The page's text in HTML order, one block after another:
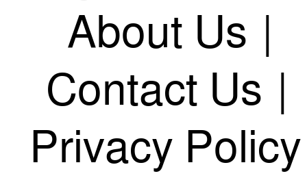
content
About Us |
Contact Us |
Privacy Policy